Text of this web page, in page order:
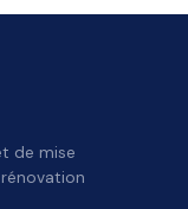
de mise